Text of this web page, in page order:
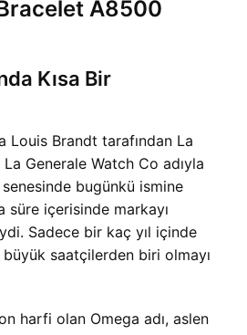
A8500
Kısa Bir
Louis Brandt tarafından La
Generale Watch Co adıyla
bugünkü ismine
süre içerisinde markayı
Sadece bir kaç yıl içinde
büyük saatçilerden biri olmayı
harfi olan Omega adı, aslen